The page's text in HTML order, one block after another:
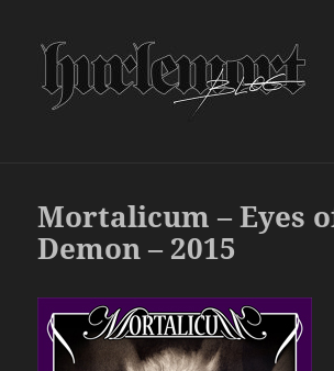
Mortalicum – Eyes
Demon – 2015